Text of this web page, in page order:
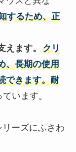
するため、正
ます。
クリ
、長期の使用
できます。耐
います。
ーズにふさわ